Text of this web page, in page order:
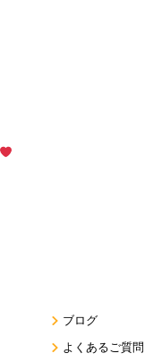
ブログ
よくあるご質問